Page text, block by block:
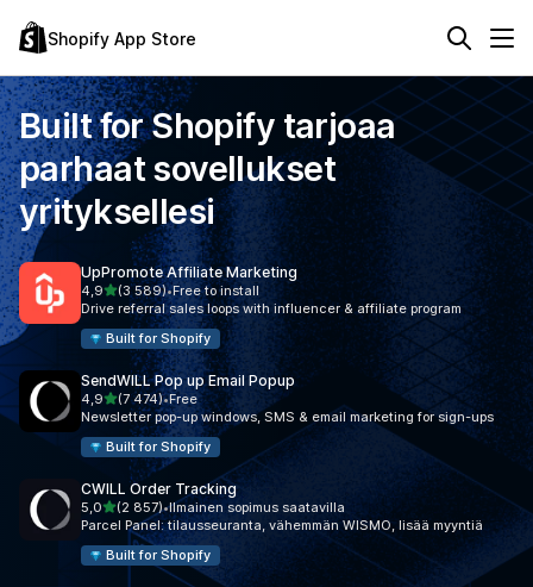
Shopify App Store
Built for Shopify tarjoaa
parhaat sovellukset
yrityksellesi
UpPromote Affiliate Marketing
4,9/ 5 tähteä
(3 589)
3589 arvostelua yhteensä
•Free to install
Drive referral sales loops with influencer & affiliate program
Built for Shopify
SendWILL Pop up Email Popup
4,9/ 5 tähteä
(7 474)
7474 arvostelua yhteensä
•Free
Newsletter pop-up windows, SMS & email marketing for sign-ups
Built for Shopify
CWILL Order Tracking
5,0/ 5 tähteä
(2 857)
2857 arvostelua yhteensä
•Ilmainen sopimus saatavilla
Parcel Panel: tilausseuranta, vähemmän WISMO, lisää myyntiä
Built for Shopify